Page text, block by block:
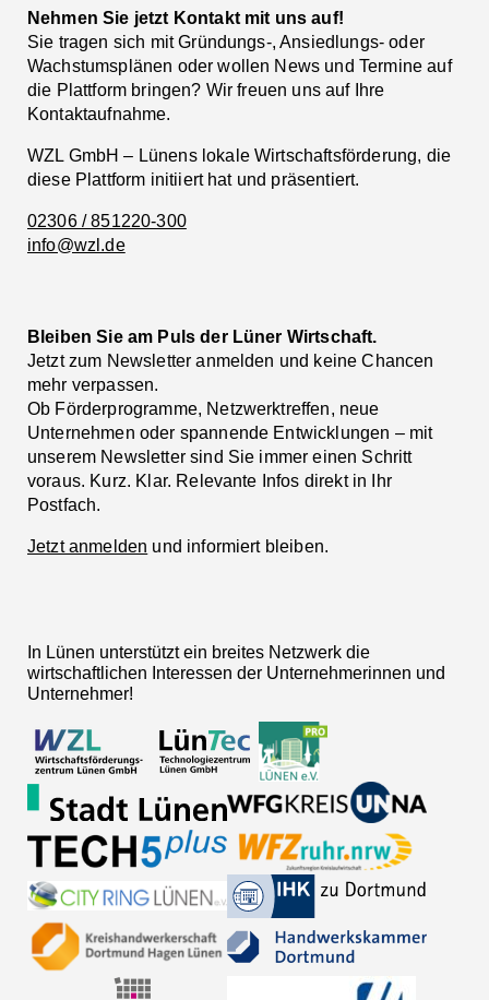
Nehmen Sie jetzt Kontakt mit uns auf!
Sie tragen sich mit Gründungs-, Ansiedlungs- oder
Wachstumsplänen oder wollen News und Termine auf
die Plattform bringen? Wir freuen uns auf Ihre
Kontaktaufnahme.
WZL GmbH – Lünens lokale Wirtschaftsförderung, die
diese Plattform initiiert hat und präsentiert.
02306 / 851220-300
info@wzl.de
Bleiben Sie am Puls der Lüner Wirtschaft.
Jetzt zum Newsletter anmelden und keine Chancen
mehr verpassen.
Ob Förderprogramme, Netzwerktreffen, neue
Unternehmen oder spannende Entwicklungen – mit
unserem Newsletter sind Sie immer einen Schritt
voraus. Kurz. Klar. Relevante Infos direkt in Ihr
Postfach.
Jetzt anmelden und informiert bleiben.
In Lünen unterstützt ein breites Netzwerk die
wirtschaftlichen Interessen der Unternehmerinnen und
Unternehmer!